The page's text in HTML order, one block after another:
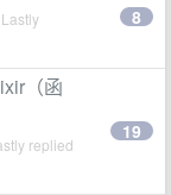
8
（函
replied
19